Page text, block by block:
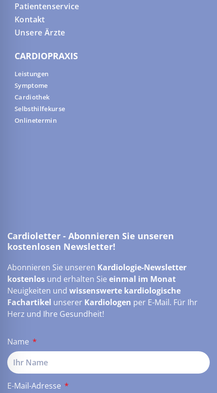
Patientenservice
Kontakt
Unsere Ärzte
CARDIOPRAXIS
Leistungen
Symptome
Cardiothek
Selbsthilfekurse
Onlinetermin
Cardioletter - Abonnieren Sie unseren
kostenlosen Newsletter!
Abonnieren Sie unseren Kardiologie-Newsletter
kostenlos und erhalten Sie einmal im Monat
Neuigkeiten und wissenswerte kardiologische
Fachartikel unserer Kardiologen per E-Mail. Für Ihr
Herz und Ihre Gesundheit!
Name
E-Mail-Adresse